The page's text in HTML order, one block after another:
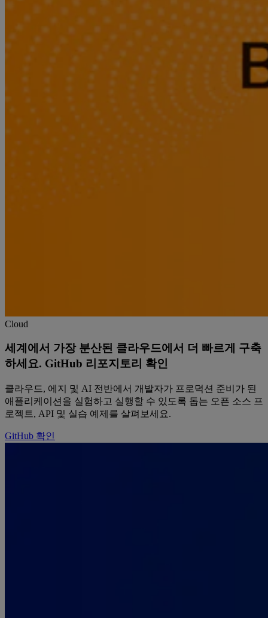
Cloud
세계에서 가장 분산된 클라우드에서 더 빠르게 구축
하세요. GitHub 리포지토리 확인
클라우드, 에지 및 AI 전반에서 개발자가 프로덕션 준비가 된
애플리케이션을 실험하고 실행할 수 있도록 돕는 오픈 소스 프
로젝트, API 및 실습 예제를 살펴보세요.
GitHub 확인